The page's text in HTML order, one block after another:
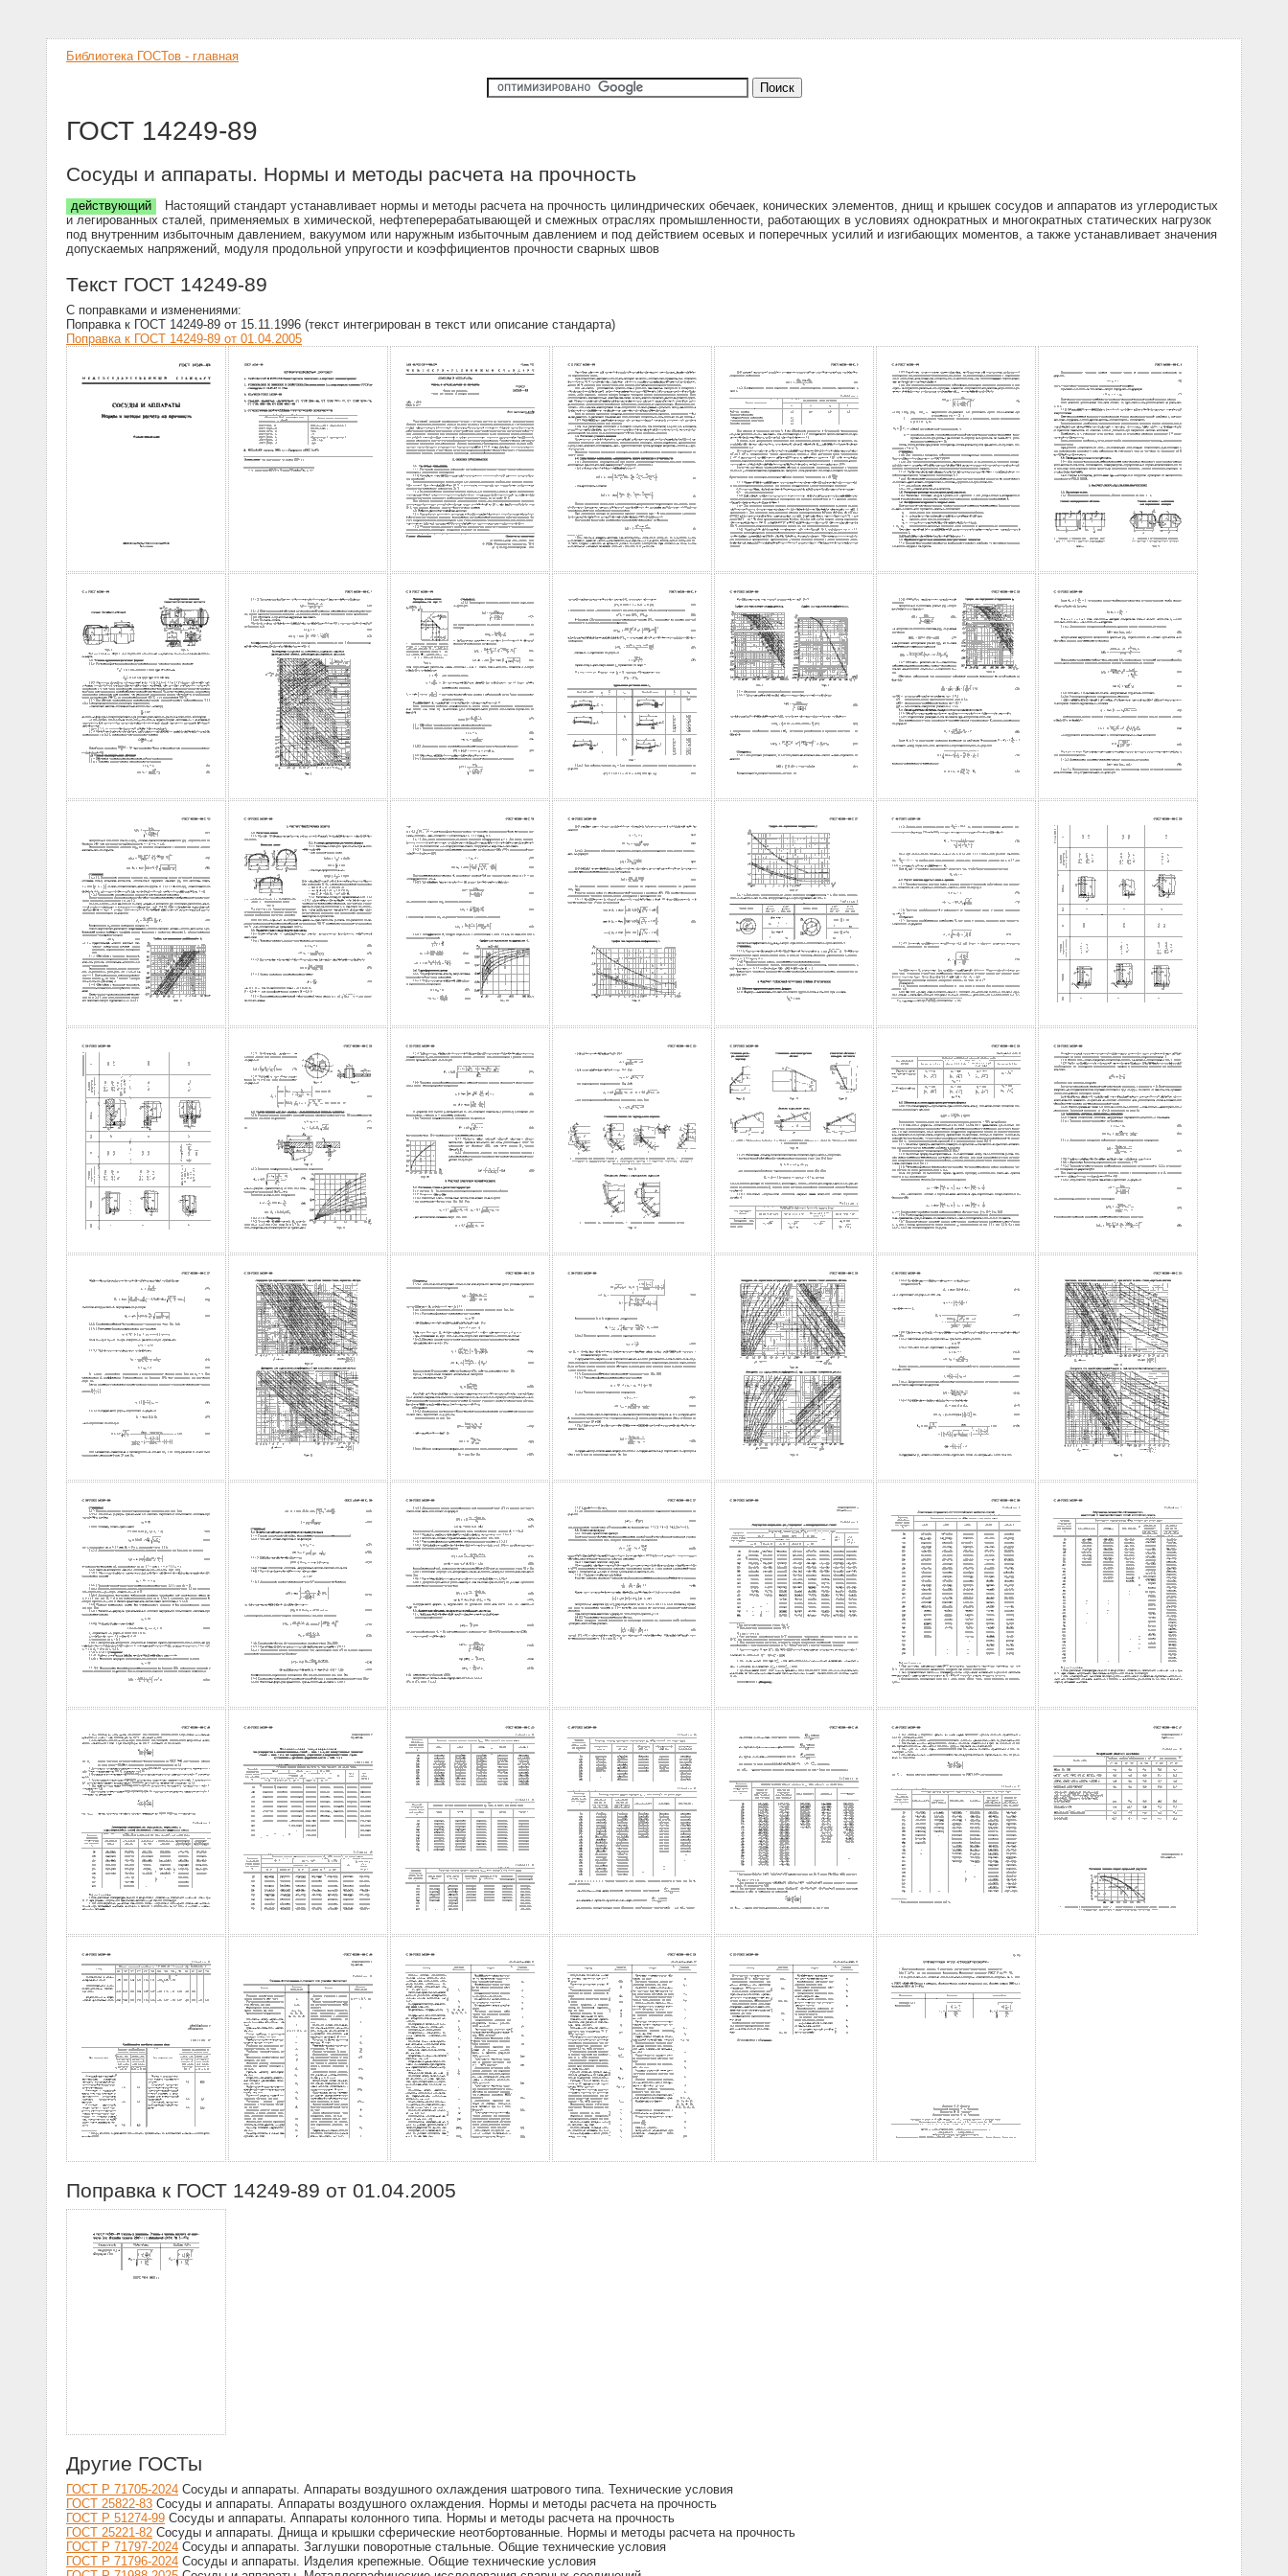
Библиотека ГОСТов - главная
ГОСТ 14249-89
Сосуды и аппараты. Нормы и методы расчета на прочность
действующий
Настоящий стандарт устанавливает нормы и методы расчета на прочность цилиндрических обечаек, конических элементов, днищ и крышек сосудов и аппаратов из углеродистых
и легированных сталей, применяемых в химической, нефтеперерабатывающей и смежных отраслях промышленности, работающих в условиях однократных и многократных статических нагрузок
под внутренним избыточным давлением, вакуумом или наружным избыточным давлением и под действием осевых и поперечных усилий и изгибающих моментов, а также устанавливает значения
допускаемых напряжений, модуля продольной упругости и коэффициентов прочности сварных швов
Текст ГОСТ 14249-89
С поправками и изменениями:
Поправка к ГОСТ 14249-89 от 15.11.1996 (текст интегрирован в текст или описание стандарта)
Поправка к ГОСТ 14249-89 от 01.04.2005
Поправка к ГОСТ 14249-89 от 01.04.2005
Другие ГОСТы
ГОСТ Р 71705-2024 Сосуды и аппараты. Аппараты воздушного охлаждения шатрового типа. Технические условия
ГОСТ 25822-83 Сосуды и аппараты. Аппараты воздушного охлаждения. Нормы и методы расчета на прочность
ГОСТ Р 51274-99 Сосуды и аппараты. Аппараты колонного типа. Нормы и методы расчета на прочность
ГОСТ 25221-82 Сосуды и аппараты. Днища и крышки сферические неотбортованные. Нормы и методы расчета на прочность
ГОСТ Р 71797-2024 Сосуды и аппараты. Заглушки поворотные стальные. Общие технические условия
ГОСТ Р 71796-2024 Сосуды и аппараты. Изделия крепежные. Общие технические условия